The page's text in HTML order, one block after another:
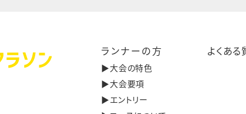
ランナーの方
▶︎大会の特色
▶︎大会要項
▶︎エントリー
よくある